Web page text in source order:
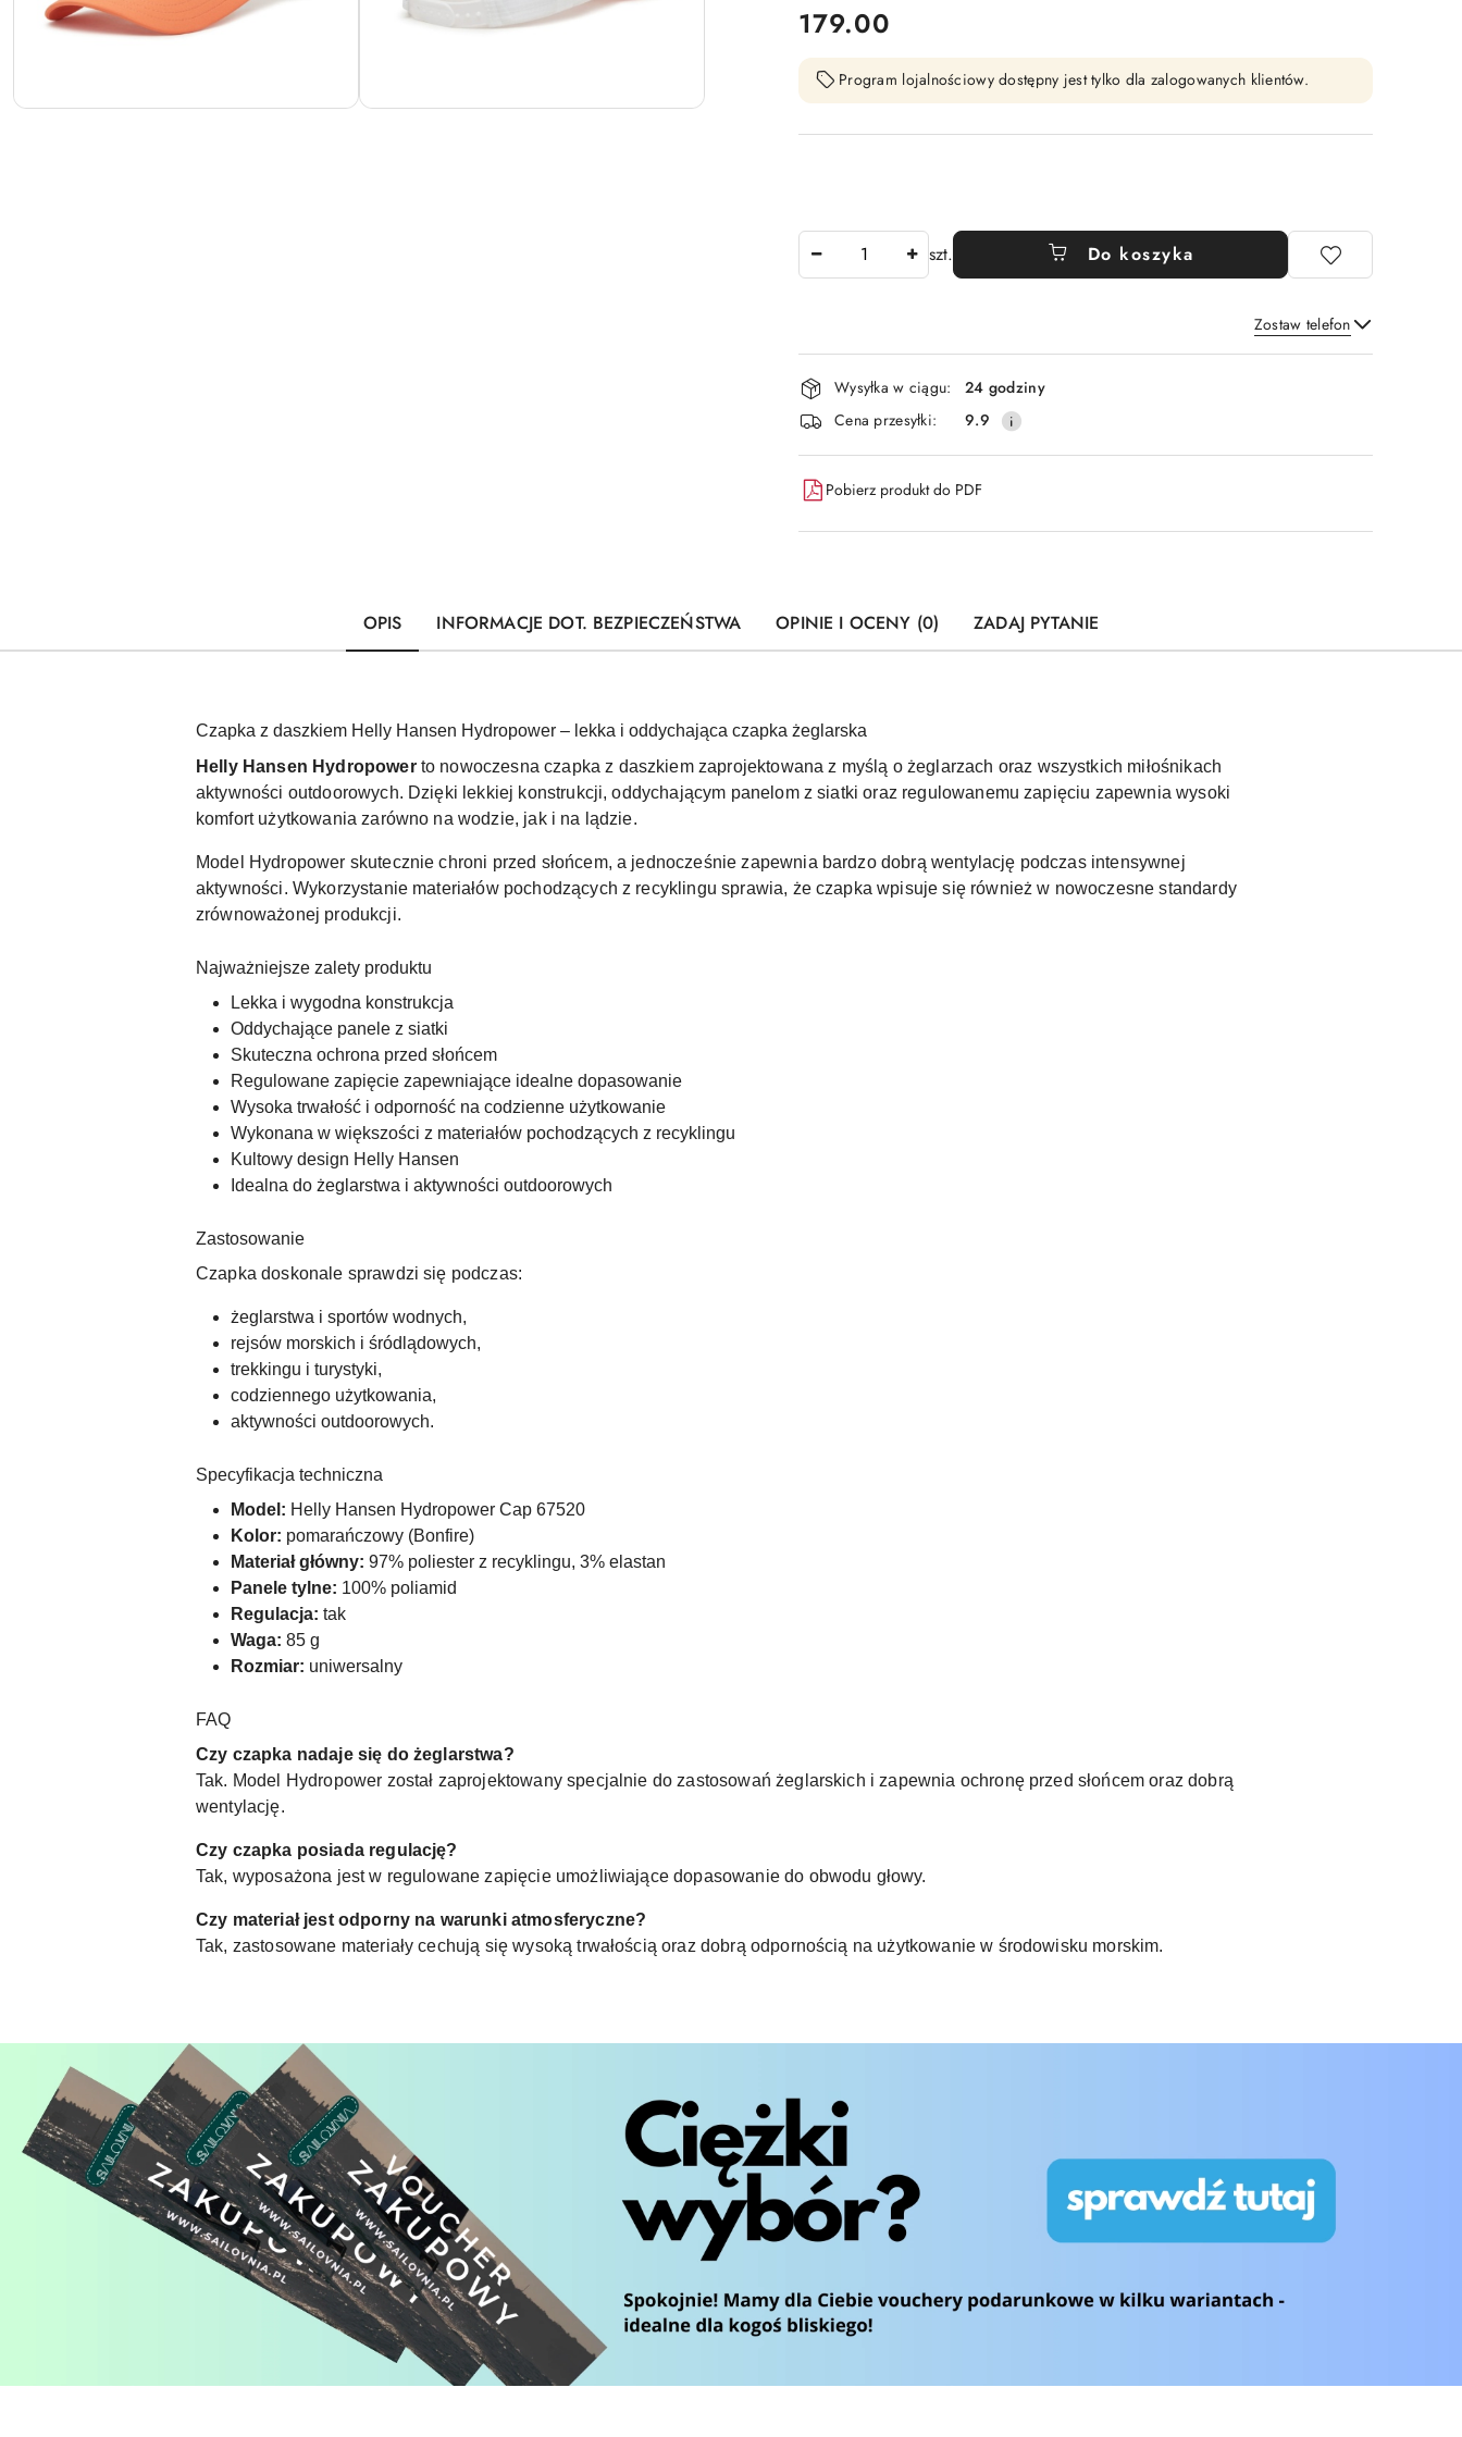
cena:
179.00
Program lojalnościowy dostępny jest tylko dla zalogowanych klientów.
szt. Do koszyka
Zostaw telefon
Wyślij
Dostępność
i
dostawa
Wysyłka w ciągu:
24 godziny
Cena przesyłki:
9.9
Pobierz produkt do PDF
OPIS INFORMACJE DOT. BEZPIECZEŃSTWA OPINIE I OCENY (0) ZADAJ PYTANIE
Czapka z daszkiem Helly Hansen Hydropower – lekka i oddychająca czapka żeglarska
Helly Hansen Hydropowerto nowoczesna czapka z daszkiem zaprojektowana z myślą o żeglarzach oraz wszystkich miłośnikach
aktywności outdoorowych. Dzięki lekkiej konstrukcji, oddychającym panelom z siatki oraz regulowanemu zapięciu zapewnia wysoki
komfort użytkowania zarówno na wodzie, jak i na lądzie.
Model Hydropower skutecznie chroni przed słońcem, a jednocześnie zapewnia bardzo dobrą wentylację podczas intensywnej
aktywności. Wykorzystanie materiałów pochodzących z recyklingu sprawia, że czapka wpisuje się również w nowoczesne standardy
zrównoważonej produkcji.
Najważniejsze zalety produktu
Lekka i wygodna konstrukcja
Oddychające panele z siatki
Skuteczna ochrona przed słońcem
Regulowane zapięcie zapewniające idealne dopasowanie
Wysoka trwałość i odporność na codzienne użytkowanie
Wykonana w większości z materiałów pochodzących z recyklingu
Kultowy design Helly Hansen
Idealna do żeglarstwa i aktywności outdoorowych
Zastosowanie
Czapka doskonale sprawdzi się podczas:
żeglarstwa i sportów wodnych,
rejsów morskich i śródlądowych,
trekkingu i turystyki,
codziennego użytkowania,
aktywności outdoorowych.
Specyfikacja techniczna
Model: Helly Hansen Hydropower Cap 67520
Kolor: pomarańczowy (Bonfire)
Materiał główny: 97% poliester z recyklingu, 3% elastan
Panele tylne: 100% poliamid
Regulacja: tak
Waga: 85 g
Rozmiar: uniwersalny
FAQ
Czy czapka nadaje się do żeglarstwa?
Tak. Model Hydropower został zaprojektowany specjalnie do zastosowań żeglarskich i zapewnia ochronę przed słońcem oraz dobrą
wentylację.
Czy czapka posiada regulację?
Tak, wyposażona jest w regulowane zapięcie umożliwiające dopasowanie do obwodu głowy.
Czy materiał jest odporny na warunki atmosferyczne?
Tak, zastosowane materiały cechują się wysoką trwałością oraz dobrą odpornością na użytkowanie w środowisku morskim.